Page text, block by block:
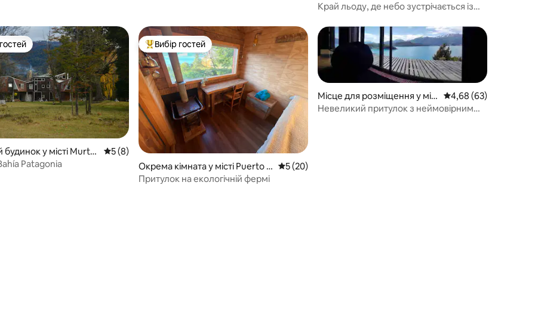
Край льоду, де небо зустрічається із
відгуки: 84
гостей
будинок у місті Murta
Середня оцінка: 5 з 5, відгуки: 8
5 (8)
Patagonia
Топ вибір гостей
Вибір гостей
Окрема кімната у місті Puerto G
uadal
Середня оцінка: 5 з 5, відгуки: 20
5 (20)
Притулок на екологічній фермі
Місце для розміщення у міс
ті Puerto Río Tranquilo
Середня оцінка: 4,68
4,68 (63)
Невеликий притулок з неймовірним